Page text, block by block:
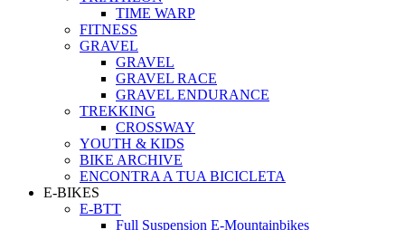
TIME WARP
FITNESS
GRAVEL
GRAVEL
GRAVEL RACE
GRAVEL ENDURANCE
TREKKING
CROSSWAY
YOUTH & KIDS
BIKE ARCHIVE
ENCONTRA A TUA BICICLETA
E-BIKES
E-BTT
Full Suspension E-Mountainbikes